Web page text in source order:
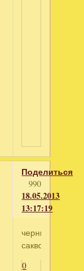
Поделиться
990
18.05.2013
13:17:19
черный
саквояж
0